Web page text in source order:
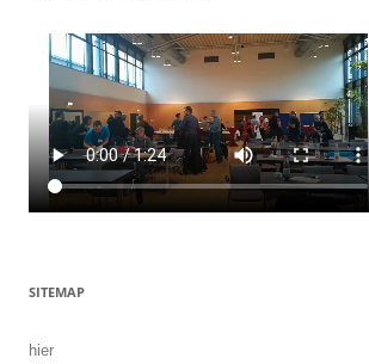
SITEMAP
hier